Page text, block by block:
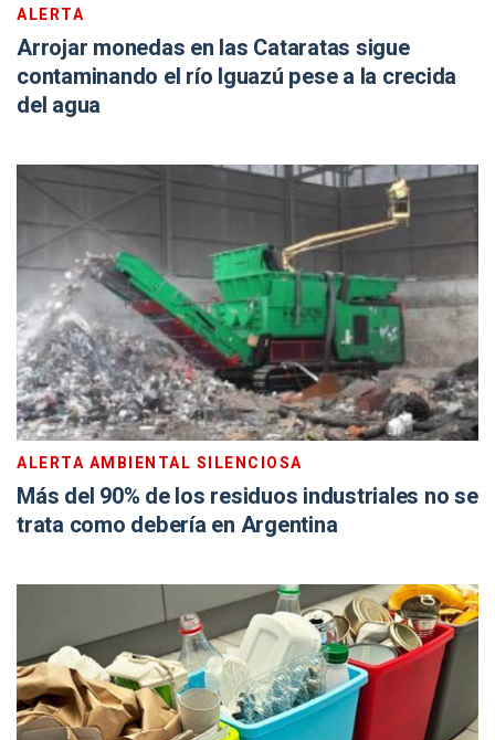
ALERTA
Arrojar monedas en las Cataratas sigue
contaminando el río Iguazú pese a la crecida
del agua
ALERTA AMBIENTAL SILENCIOSA
Más del 90% de los residuos industriales no se
trata como debería en Argentina